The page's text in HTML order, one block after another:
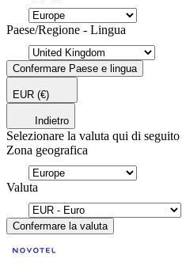
Paese/Regione - Lingua
Confermare Paese e lingua
EUR (€)
Indietro
Selezionare la valuta qui di seguito
Zona geografica
Valuta
Confermare la valuta